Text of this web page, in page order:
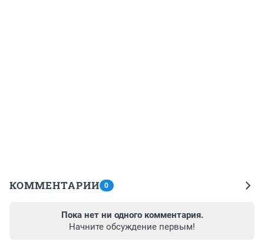
КОММЕНТАРИИ 0
Пока нет ни одного комментария.
Начните обсуждение первым!